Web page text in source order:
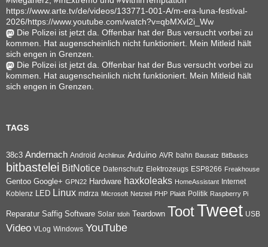
https://www.arte.tv/de/videos/133771-001-A/m-era-luna-festival-
2026/https://www.youtube.com/watch?v=qbMXvl2i_Ww
Die Polizei ist jetzt da. Offenbar hat der Bus versucht vorbei zu
kommen. Hat augenscheinlich nicht funktioniert. Mein Mitleid hält
sich engen in Grenzen.
Die Polizei ist jetzt da. Offenbar hat der Bus versucht vorbei zu
kommen. Hat augenscheinlich nicht funktioniert. Mein Mitleid hält
sich engen in Grenzen.
TAGS
38c3 Andernach Android Archlinux Arduino AVR bahn Bausatz BitBasics
bitbastelei BitNotice Datenschutz Elektrozeugs ESP8266 Freakhouse
Gentoo Google+ GPN22 Hardware haxkoleaks HomeAssistant Internet
Koblenz LED Linux mdrza Microsoft Netzteil PHP Plaidt Politik Raspberry Pi
Reparatur Saffig Software Solar tdoh Teardown TootTweet USB
Video VLog Windows YouTube